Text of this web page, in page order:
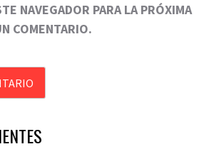
NAVEGADOR PARA LA PRÓXIMA
COMENTARIO.